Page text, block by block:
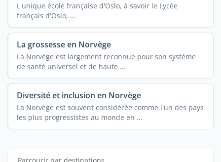
L'unique école française d'Oslo, à savoir le Lycée
français d'Oslo, ...
La grossesse en Norvège
La Norvège est largement reconnue pour son système
de santé universel et de haute ...
Diversité et inclusion en Norvège
La Norvège est souvent considérée comme l'un des pays
les plus progressistes au monde en ...